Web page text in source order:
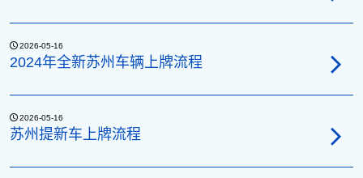
2026-05-16
2024年全新苏州车辆上牌流程
2026-05-16
苏州提新车上牌流程